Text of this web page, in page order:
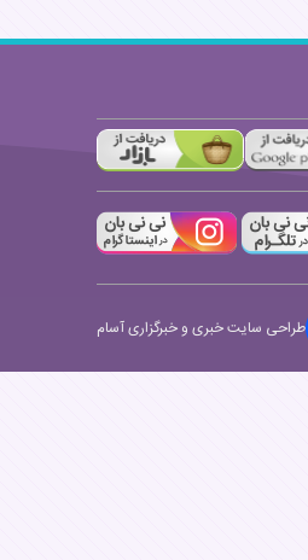
طراحی سایت خبری و خبرگزاری آسام